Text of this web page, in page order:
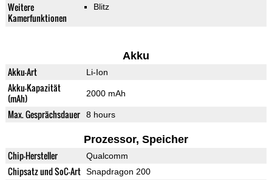
Weitere
Kamerfunktionen
Blitz
Akku
Akku-Art Li-Ion
Akku-Kapazität
(mAh)
2000 mAh
Max. Gesprächsdauer 8 hours
Prozessor, Speicher
Chip-Hersteller Qualcomm
Chipsatz und SoC-Art Snapdragon 200